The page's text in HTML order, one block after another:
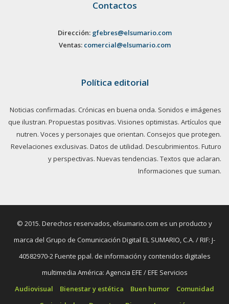
Contactos
Dirección: gfebres@elsumario.com
Ventas: comercial@elsumario.com
Política editorial
Noticias confirmadas. Crónicas en buena onda. Sonidos e imágenes
que ilustran. Propuestas positivas. Visiones optimistas. Artículos que
nutren. Voces y personajes que orientan. Consejos que protegen.
Revelaciones exclusivas. Datos de utilidad. Descubrimientos. Futuro
y perspectivas. Nuevas tendencias. Textos que aclaran.
Informaciones que suman.
© 2015. Derechos reservados, elsumario.com es un producto y
marca del Grupo de Comunicación Digital EL SUMARIO, C.A. / RIF: J-
40582970-2 Fuente ppal. de información y contenidos digitales
multimedia América: Agencia EFE / EFE Servicios
Audiovisual
Bienestar y estética Buen humor
Comunidad